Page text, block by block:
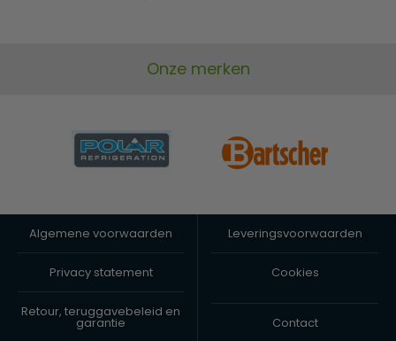
Onze merken
Algemene voorwaarden Leveringsvoorwaarden
Privacy statement Cookies
Retour, teruggavebeleid en
garantie Contact